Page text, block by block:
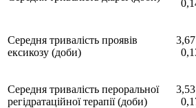
Середня тривалість проявів
ексикозу (доби)
Середня тривалість пероральної
регідратаційної терапії (доби)